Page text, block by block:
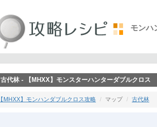
モンハ
古代林 - 【MHXX】モンスターハンターダブルクロス
【MHXX】モンハンダブルクロス攻略 マップ 古代林